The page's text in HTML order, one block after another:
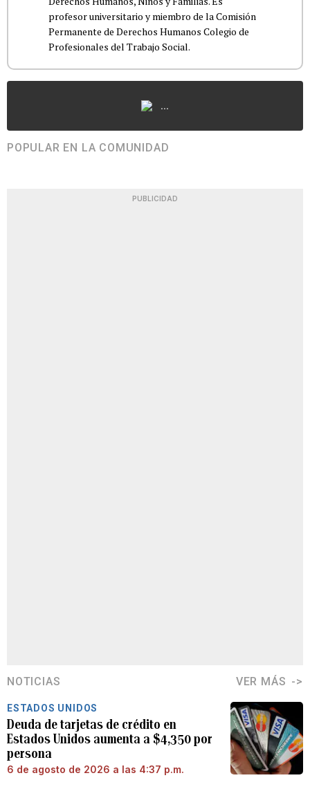
profesor universitario y miembro de la Comisión
Permanente de Derechos Humanos Colegio de
Profesionales del Trabajo Social.
...
POPULAR EN LA COMUNIDAD
PUBLICIDAD
NOTICIAS VER MÁS
ESTADOS UNIDOS
Deuda de tarjetas de crédito en
Estados Unidos aumenta a $4,350 por
persona
6 de agosto de 2026 a las 4:37 p.m.